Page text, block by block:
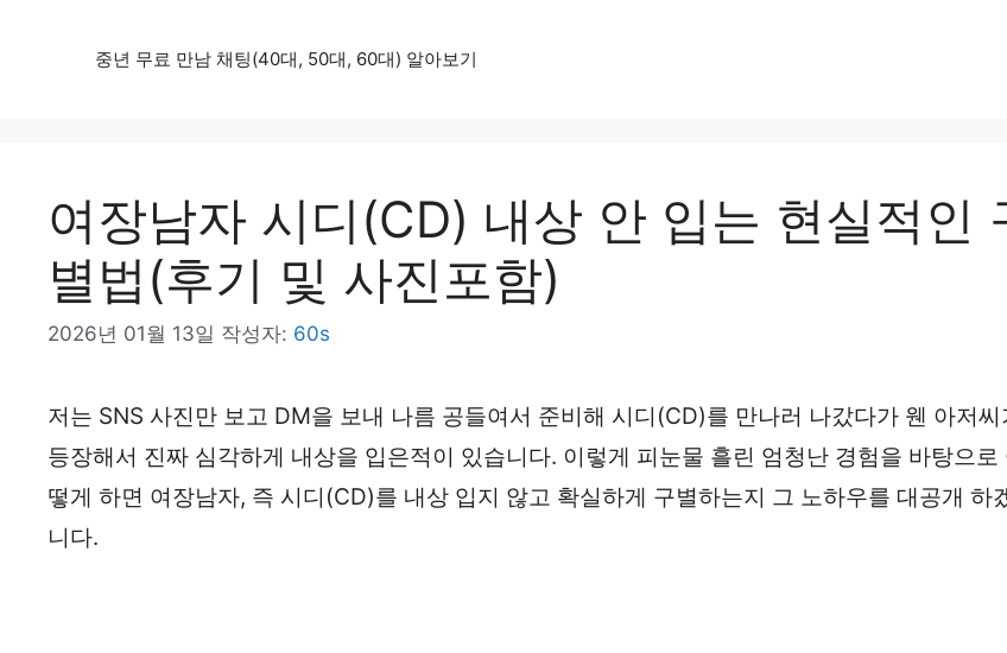
중년 무료 만남 채팅(40대, 50대, 60대) 알아보기
여장남자 시디(CD) 내상 안 입는 현실적인
별법(후기 및 사진포함)
2026년 01월 13일 작성자: 60s
저는 SNS 사진만 보고 DM을 보내 나름 공들여서 준비해 시디(CD)를 만나러 나갔다가 웬 아저씨
등장해서 진짜 심각하게 내상을 입은적이 있습니다. 이렇게 피눈물 흘린 엄청난 경험을 바탕으로
떻게 하면 여장남자, 즉 시디(CD)를 내상 입지 않고 확실하게 구별하는지 그 노하우를 대공개 하
니다.